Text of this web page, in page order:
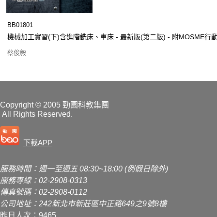
BB01801
機械加工實習(下)含進階銑床、車床 - 最新版(第二版) - 附MOSME行
蔡俊毅
Copyright© 2005 勁園科教集團
All Rights Reserved.
下載APP
服務時間：週一至週五 08:30~18:00 (例假日除外)
服務專線：02-2908-0313
傳真號碼：02-2908-0112
公司地址：242新北市新莊區中正路649之9號8樓
昨日人次：9465